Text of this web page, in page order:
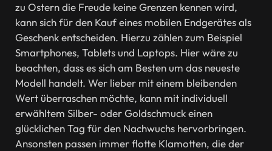
zu Ostern die Freude keine Grenzen kennen wird,
kann sich für den Kauf eines mobilen Endgerätes als
Geschenk entscheiden. Hierzu zählen zum Beispiel
Smartphones, Tablets und Laptops. Hier wäre zu
beachten, dass es sich am Besten um das neueste
Modell handelt. Wer lieber mit einem bleibenden
Wert überraschen möchte, kann mit individuell
erwähltem Silber- oder Goldschmuck einen
glücklichen Tag für den Nachwuchs hervorbringen.
Ansonsten passen immer flotte Klamotten, die der